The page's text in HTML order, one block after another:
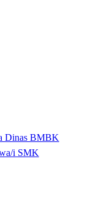
Dinas BMBK
i SMK